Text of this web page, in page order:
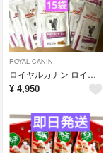
ROYAL CANIN
ロイヤルカナン ロイヤルカナン 腎臓サポートチキンテイスト 15袋
¥ 4,950